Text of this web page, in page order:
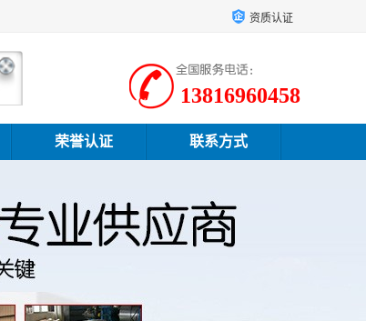
资质认证
13816960458
荣誉认证 联系方式